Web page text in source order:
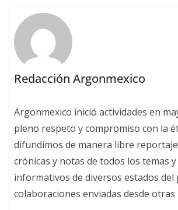
Redacción Argonmexico
Argonmexico inició actividades en
pleno respeto y compromiso con la
difundimos de manera libre
crónicas y notas de todos los temas
informativos de diversos estados del
colaboraciones enviadas desde otras